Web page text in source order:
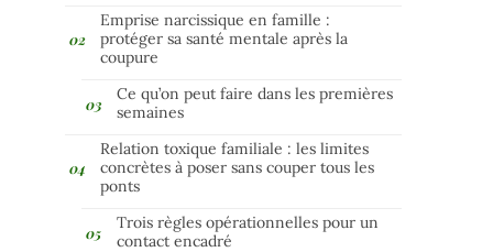
Emprise narcissique en famille :
protéger sa santé mentale après la
coupure
Ce qu’on peut faire dans les premières
semaines
Relation toxique familiale : les limites
concrètes à poser sans couper tous les
ponts
Trois règles opérationnelles pour un
contact encadré